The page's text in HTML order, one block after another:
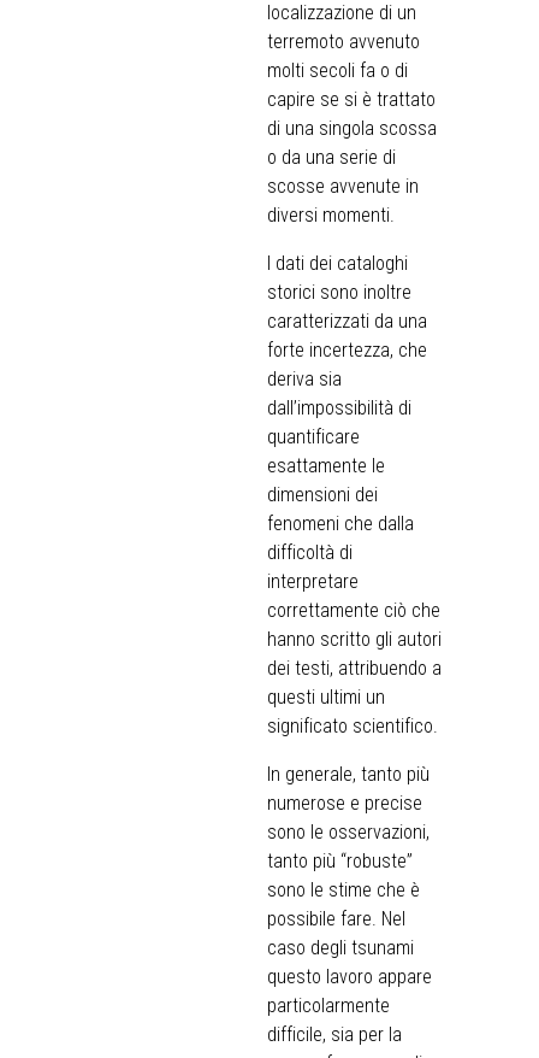
localizzazione di un
terremoto avvenuto
molti secoli fa o di
capire se si è trattato
di una singola scossa
o da una serie di
scosse avvenute in
diversi momenti.
I dati dei cataloghi
storici sono inoltre
caratterizzati da una
forte incertezza, che
deriva sia
dall’impossibilità di
quantificare
esattamente le
dimensioni dei
fenomeni che dalla
difficoltà di
interpretare
correttamente ciò che
hanno scritto gli autori
dei testi, attribuendo a
questi ultimi un
significato scientifico.
In generale, tanto più
numerose e precise
sono le osservazioni,
tanto più “robuste”
sono le stime che è
possibile fare. Nel
caso degli tsunami
questo lavoro appare
particolarmente
difficile, sia per la